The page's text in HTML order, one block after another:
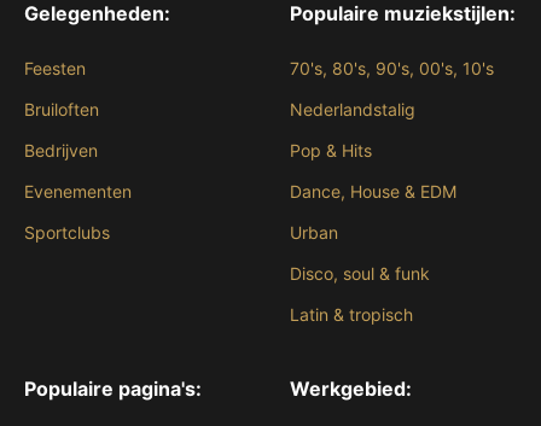
Gelegenheden:
Feesten
Bruiloften
Bedrijven
Evenementen
Sportclubs
Populaire muziekstijlen:
70's, 80's, 90's, 00's, 10's
Nederlandstalig
Pop & Hits
Dance, House & EDM
Urban
Disco, soul & funk
Latin & tropisch
Populaire pagina's: Werkgebied: